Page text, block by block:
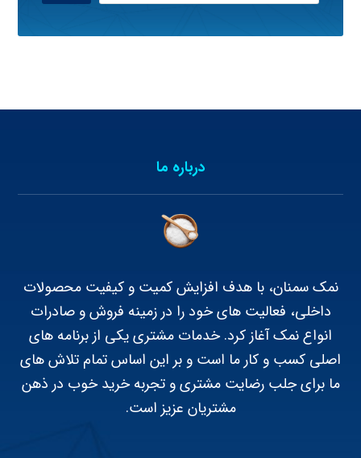
درباره ما
نمک سمنان، با هدف افزایش کمیت و کیفیت محصولات
داخلی، فعالیت های خود را در زمینه فروش و صادرات
انواع نمک آغاز کرد. خدمات مشتری یکی از برنامه های
اصلی کسب و کار ما است و بر این اساس تمام تلاش های
ما برای جلب رضایت مشتری و تجربه خرید خوب در ذهن
مشتریان عزیز است.